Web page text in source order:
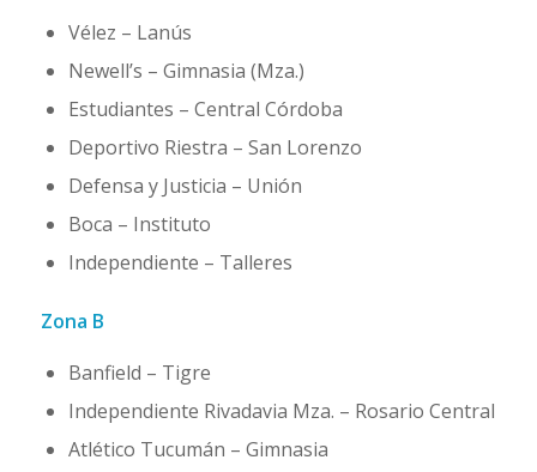
Vélez – Lanús
Newell’s – Gimnasia (Mza.)
Estudiantes – Central Córdoba
Deportivo Riestra – San Lorenzo
Defensa y Justicia – Unión
Boca – Instituto
Independiente – Talleres
Zona B
Banfield – Tigre
Independiente Rivadavia Mza. – Rosario Central
Atlético Tucumán – Gimnasia